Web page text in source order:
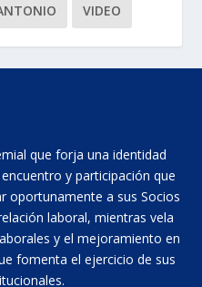
VIDEO
que forja una identidad
y participación que
oportunamente a sus Socios
laboral, mientras vela
y el mejoramiento en
fomenta el ejercicio de sus